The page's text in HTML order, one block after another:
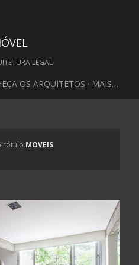
LEGAL
OS ARQUITETOS MAIS…
rótulo MOVEIS